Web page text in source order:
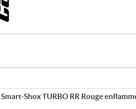
Shox TURBO RR Rouge